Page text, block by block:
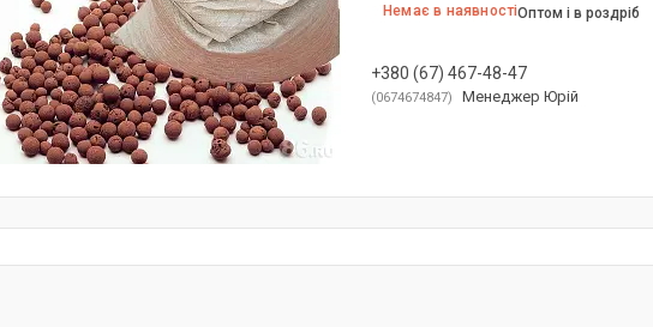
Немає в наявностіОптом і в роздріб
+380 (67) 467-48-47
0674674847 Менеджер Юрій